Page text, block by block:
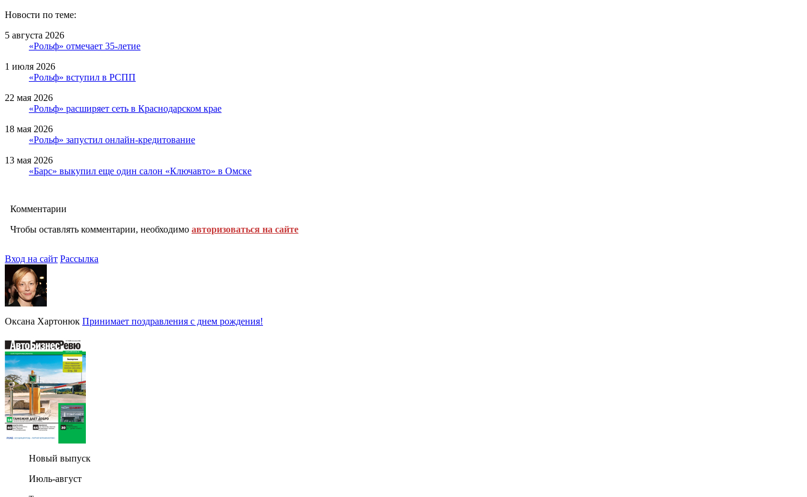
Новости по теме:
5 августа 2026
«Рольф» отмечает 35-летие
1 июля 2026
«Рольф» вступил в РСПП
22 мая 2026
«Рольф» расширяет сеть в Краснодарском крае
18 мая 2026
«Рольф» запустил онлайн-кредитование
13 мая 2026
«Барс» выкупил еще один салон «Ключавто» в Омске
Комментарии
Чтобы оставлять комментарии, необходимо авторизоваться на сайте
Вход на сайт Рассылка
Оксана Хартонюк Принимает поздравления с днем рождения!
Новый выпуск
Июль-август